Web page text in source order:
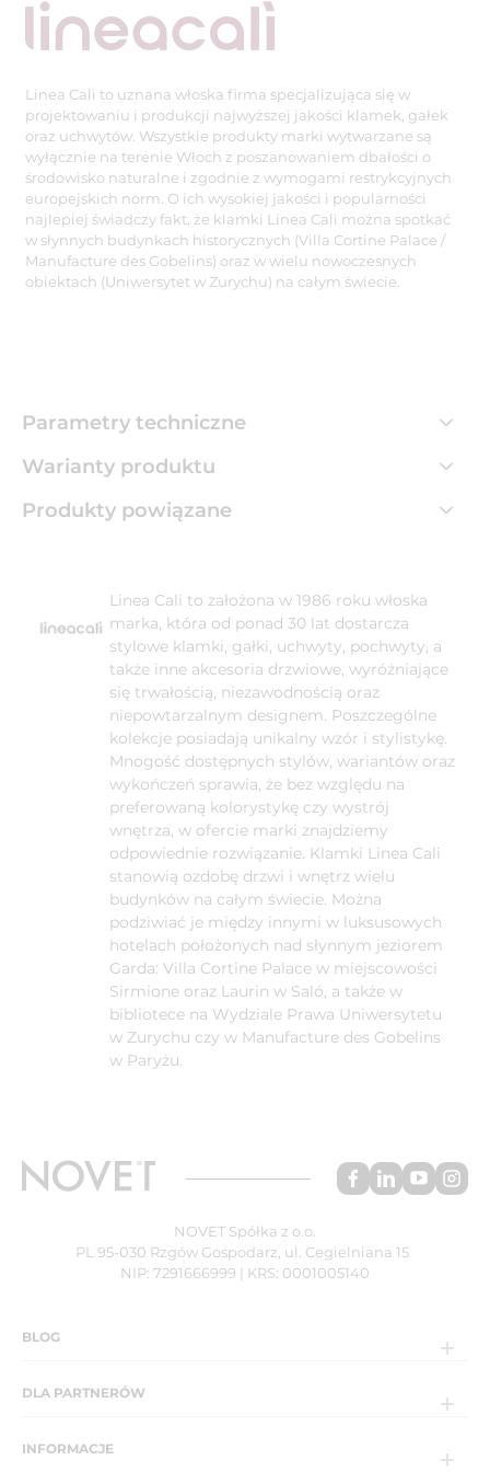
Linea Cali to uznana włoska firma specjalizująca się w
projektowaniu i produkcji najwyższej jakości klamek, gałek
oraz uchwytów. Wszystkie produkty marki wytwarzane są
wyłącznie na terenie Włoch z poszanowaniem dbałości o
środowisko naturalne i zgodnie z wymogami restrykcyjnych
europejskich norm. O ich wysokiej jakości i popularności
najlepiej świadczy fakt, że klamki Linea Cali można spotkać
w słynnych budynkach historycznych (Villa Cortine Palace /
Manufacture des Gobelins) oraz w wielu nowoczesnych
obiektach (Uniwersytet w Zurychu) na całym świecie.
Parametry techniczne
Warianty produktu
Produkty powiązane
Linea Cali to założona w 1986 roku włoska
marka, która od ponad 30 lat dostarcza
stylowe klamki, gałki, uchwyty, pochwyty, a
także inne akcesoria drzwiowe, wyróżniające
się trwałością, niezawodnością oraz
niepowtarzalnym designem. Poszczególne
kolekcje posiadają unikalny wzór i stylistykę.
Mnogość dostępnych stylów, wariantów oraz
wykończeń sprawia, że bez względu na
preferowaną kolorystykę czy wystrój
wnętrza, w ofercie marki znajdziemy
odpowiednie rozwiązanie. Klamki Linea Cali
stanowią ozdobę drzwi i wnętrz wielu
budynków na całym świecie. Można
podziwiać je między innymi w luksusowych
hotelach położonych nad słynnym jeziorem
Garda: Villa Cortine Palace w miejscowości
Sirmione oraz Laurin w Saló, a także w
bibliotece na Wydziale Prawa Uniwersytetu
w Zurychu czy w Manufacture des Gobelins
w Paryżu.
NOVET Spółka z o.o.
PL 95-030 Rzgów Gospodarz, ul. Cegielniana 15
NIP: 7291666999 | KRS: 0001005140
BLOG
DLA PARTNERÓW
INFORMACJE